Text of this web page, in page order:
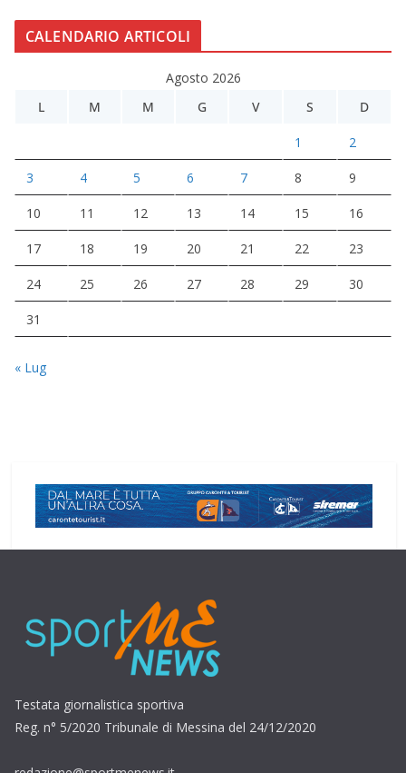
CALENDARIO ARTICOLI
Agosto 2026
L
M M G V S D
1 2
3 4 5 6 7 8 9
10 11 12 13 14 15 16
17 18 19 20 21 22 23
24 25 26 27 28 29 30
31
« Lug
Testata giornalistica sportiva
Reg. n° 5/2020 Tribunale di Messina del 24/12/2020